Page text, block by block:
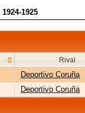
1925
Rival
Deportivo Coruña
Deportivo Coruña